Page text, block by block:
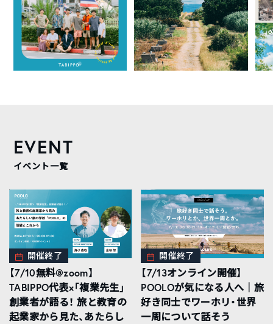
EVENT
イベント一覧
開催終了
【7/10無料@zoom】
TABIPPO代表×「複業先生」
創業者が語る！ 旅と教育の
起業家から見た、あたらし
開催終了
【7/13オンライン開催】
POOLOが気になる人へ｜旅
好き同士でワーホリ・世界
一周について話そう